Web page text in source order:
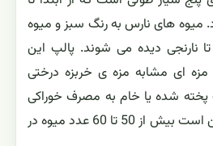
آیند. این برگ ها دارای دمبرگ های
جدا از هم روی گیاهان مجزایی
گل می تواند دارای اندام های نر و
بیشتر این گیاهان دوپایه می
باشند. گل های نر روی ساقه هایی به طول 5 تا 7 اینچ تولید